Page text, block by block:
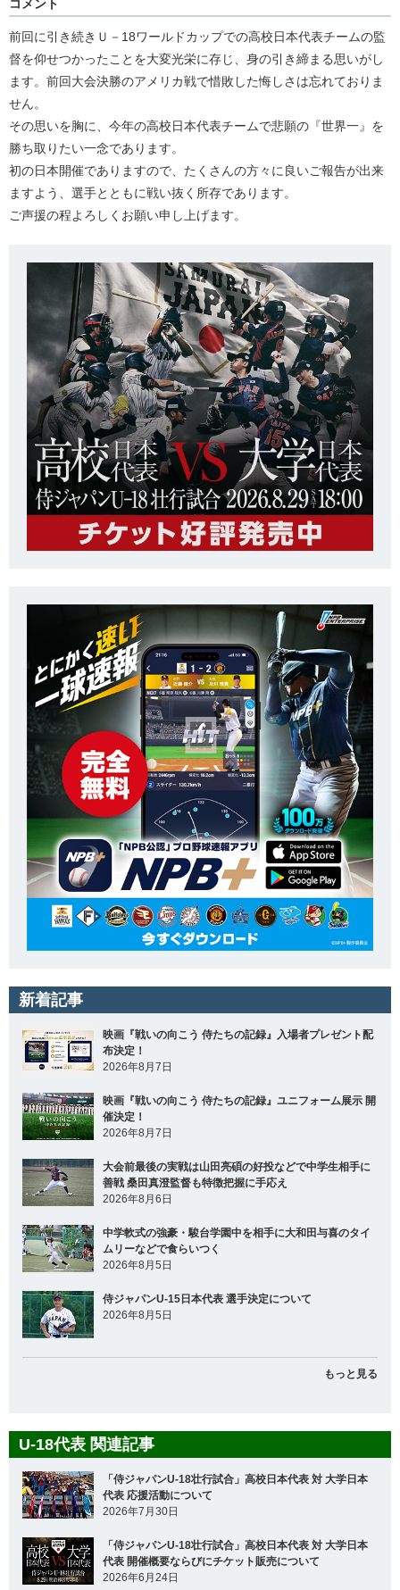
コメント
前回に引き続きＵ－18ワールドカップでの高校日本代表チームの監
督を仰せつかったことを大変光栄に存じ、身の引き締まる思いがし
ます。前回大会決勝のアメリカ戦で惜敗した悔しさは忘れておりま
せん。
その思いを胸に、今年の高校日本代表チームで悲願の『世界一』を
勝ち取りたい一念であります。
初の日本開催でありますので、たくさんの方々に良いご報告が出来
ますよう、選手とともに戦い抜く所存であります。
ご声援の程よろしくお願い申し上げます。
新着記事
映画『戦いの向こう 侍たちの記録』入場者プレゼント配
布決定！
2026年8月7日
映画『戦いの向こう 侍たちの記録』ユニフォーム展示 開
催決定！
2026年8月7日
大会前最後の実戦は山田亮碩の好投などで中学生相手に
善戦 桑田真澄監督も特徴把握に手応え
2026年8月6日
中学軟式の強豪・駿台学園中を相手に大和田与喜のタイ
ムリーなどで食らいつく
2026年8月5日
侍ジャパンU-15日本代表 選手決定について
2026年8月5日
もっと見る
U-18代表 関連記事
「侍ジャパンU-18壮行試合」高校日本代表 対 大学日本
代表 応援活動について
2026年7月30日
「侍ジャパンU-18壮行試合」高校日本代表 対 大学日本
代表 開催概要ならびにチケット販売について
2026年6月24日